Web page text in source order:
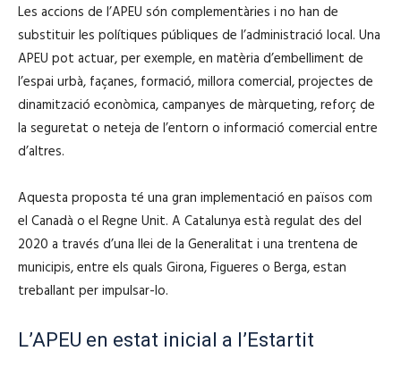
Les accions de l’APEU són complementàries i no han de
substituir les polítiques públiques de l’administració local. Una
APEU pot actuar, per exemple, en matèria d’embelliment de
l’espai urbà, façanes, formació, millora comercial, projectes de
dinamització econòmica, campanyes de màrqueting, reforç de
la seguretat o neteja de l’entorn o informació comercial entre
d’altres.
Aquesta proposta té una gran implementació en països com
el Canadà o el Regne Unit. A Catalunya està regulat des del
2020 a través d’una llei de la Generalitat i una trentena de
municipis, entre els quals Girona, Figueres o Berga, estan
treballant per impulsar-lo.
L’APEU en estat inicial a l’Estartit